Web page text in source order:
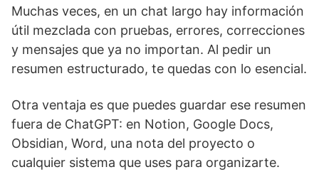
Muchas veces, en un chat largo hay información
útil mezclada con pruebas, errores, correcciones
y mensajes que ya no importan. Al pedir un
resumen estructurado, te quedas con lo esencial.
Otra ventaja es que puedes guardar ese resumen
fuera de ChatGPT: en Notion, Google Docs,
Obsidian, Word, una nota del proyecto o
cualquier sistema que uses para organizarte.